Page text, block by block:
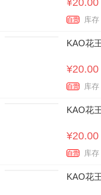
¥20.00
自营
KAO花
¥20.00
自营
KAO花
¥20.00
自营
KAO花